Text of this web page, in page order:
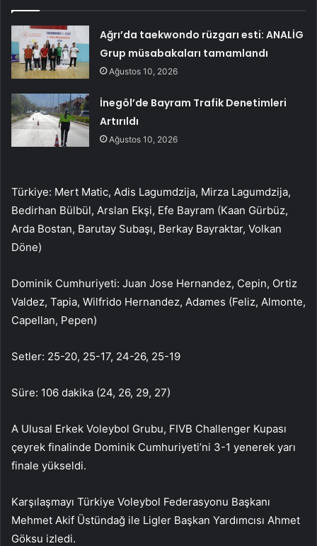
Ağrı’da taekwondo rüzgarı esti: ANALİG
Grup müsabakaları tamamlandı
Ağustos 10, 2026
İnegöl’de Bayram Trafik Denetimleri
Artırıldı
Ağustos 10, 2026
Türkiye: Mert Matic, Adis Lagumdzija, Mirza Lagumdzija,
Bedirhan Bülbül, Arslan Ekşi, Efe Bayram (Kaan Gürbüz,
Arda Bostan, Barutay Subaşı, Berkay Bayraktar, Volkan
Döne)
Dominik Cumhuriyeti: Juan Jose Hernandez, Cepin, Ortiz
Valdez, Tapia, Wilfrido Hernandez, Adames (Feliz, Almonte,
Capellan, Pepen)
Setler: 25-20, 25-17, 24-26, 25-19
Süre: 106 dakika (24, 26, 29, 27)
A Ulusal Erkek Voleybol Grubu, FIVB Challenger Kupası
çeyrek finalinde Dominik Cumhuriyeti’ni 3-1 yenerek yarı
finale yükseldi.
Karşılaşmayı Türkiye Voleybol Federasyonu Başkanı
Mehmet Akif Üstündağ ile Ligler Başkan Yardımcısı Ahmet
Göksu izledi.